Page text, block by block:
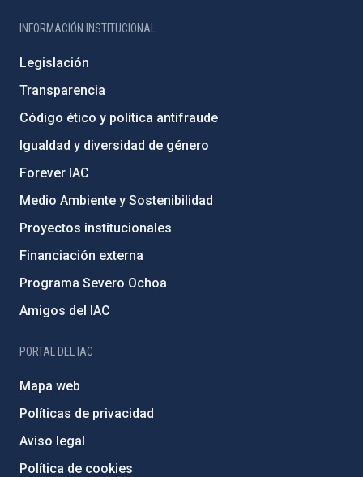
INFORMACIÓN INSTITUCIONAL
Legislación
Transparencia
Código ético y política antifraude
Igualdad y diversidad de género
Forever IAC
Medio Ambiente y Sostenibilidad
Proyectos institucionales
Financiación externa
Programa Severo Ochoa
Amigos del IAC
PORTAL DEL IAC
Mapa web
Políticas de privacidad
Aviso legal
Política de cookies